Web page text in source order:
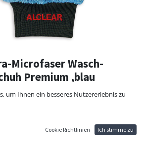
Microfaser Wasch-
Premium ,blau
von Fahrzeugen, Alu-Felgen, Scheiben etc.
Material; mit elastischem Bündchen,
Profiprodukt, dass in keiner Garage fehlen
um Ihnen ein besseres Nutzererlebnis zu
Cookie Richtlinien Ich stimme zu